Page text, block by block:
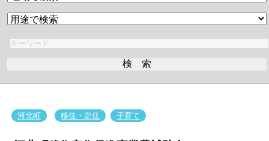
河北町 移住・定住 子育て